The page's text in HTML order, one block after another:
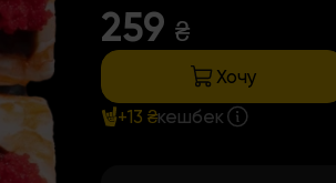
259 ₴
Хочу
+13 ₴кешбек